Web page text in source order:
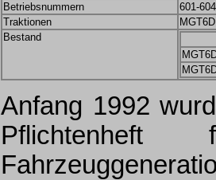
Betriebsnummern
601-604
Traktionen
Bestand
Anfang 1992